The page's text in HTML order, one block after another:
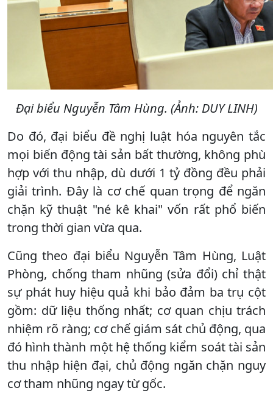
Đại biểu Nguyễn Tâm Hùng. (Ảnh: DUY LINH)
Do đó, đại biểu đề nghị luật hóa nguyên tắc
mọi biến động tài sản bất thường, không phù
hợp với thu nhập, dù dưới 1 tỷ đồng đều phải
giải trình. Đây là cơ chế quan trọng để ngăn
chặn kỹ thuật "né kê khai" vốn rất phổ biến
trong thời gian vừa qua.
Cũng theo đại biểu Nguyễn Tâm Hùng, Luật
Phòng, chống tham nhũng (sửa đổi) chỉ thật
sự phát huy hiệu quả khi bảo đảm ba trụ cột
gồm: dữ liệu thống nhất; cơ quan chịu trách
nhiệm rõ ràng; cơ chế giám sát chủ động, qua
đó hình thành một hệ thống kiểm soát tài sản
thu nhập hiện đại, chủ động ngăn chặn nguy
cơ tham nhũng ngay từ gốc.